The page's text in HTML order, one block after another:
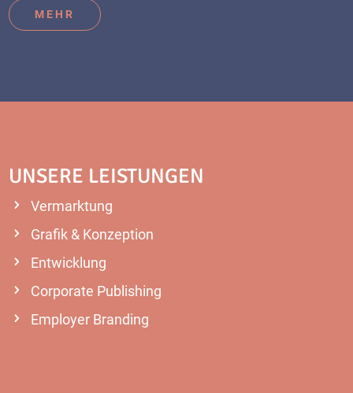
MEHR
UNSERE LEISTUNGEN
Vermarktung
Grafik & Konzeption
Entwicklung
Corporate Publishing
Employer Branding